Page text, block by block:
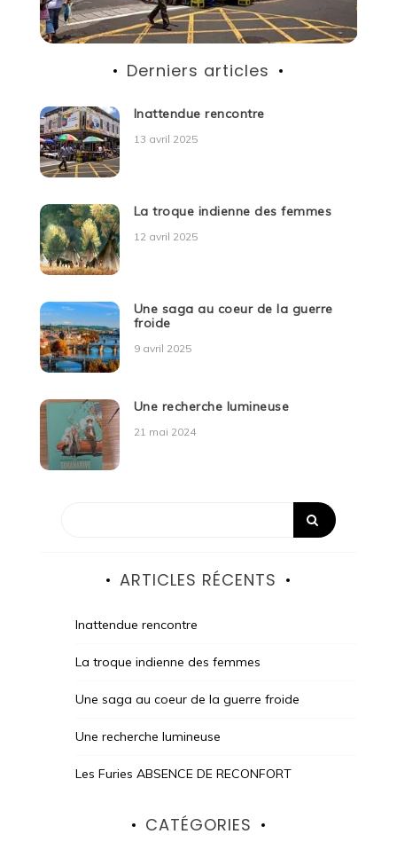
Derniers articles
Inattendue rencontre
13 avril 2025
La troque indienne des femmes
12 avril 2025
Une saga au coeur de la guerre
froide
9 avril 2025
Une recherche lumineuse
21 mai 2024
ARTICLES RÉCENTS
Inattendue rencontre
La troque indienne des femmes
Une saga au coeur de la guerre froide
Une recherche lumineuse
Les Furies ABSENCE DE RECONFORT
CATÉGORIES